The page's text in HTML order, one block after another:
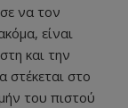
να τον
είναι
και την
στο
του πιστού